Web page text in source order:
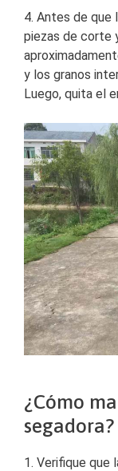
4. Antes de que
piezas de corte
y los granos
Luego, quita el
¿Cómo
segadora?
1. Verifique que